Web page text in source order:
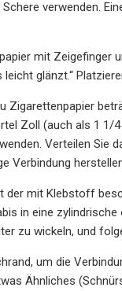
verwenden.
mit Zeigefinger
glänzt.“
Zigarettenpapier
Zoll (auch als 1 1/
Verteilen Sie
Verbindung
der mit Klebstoff
in eine
zu wickeln, und
um die
Ähnliches